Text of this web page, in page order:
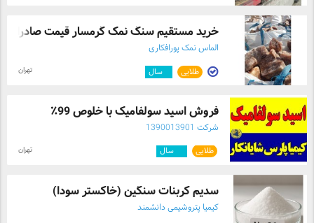
خرید مستقیم سنگ نمک گرمسار قیمت
الماس نمک پورافکاری
طلایی سال تهران
فروش اسید سولفامیک با خلوص 99٪
شرکت 1390013901
طلایی سال تهران
سدیم کربنات سنگین (خاکستر سودا)
کیمیا پتروشیمی دانشمند